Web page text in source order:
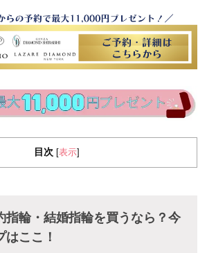
目次 [表示]
指輪・結婚指輪を買うなら？今
はここ！